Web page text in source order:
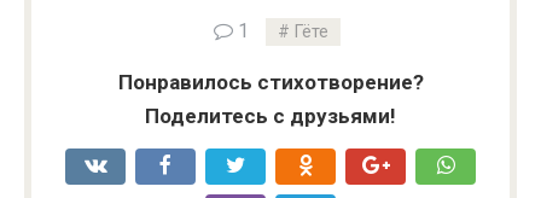
1 Гёте
Понравилось стихотворение?
Поделитесь с друзьями!